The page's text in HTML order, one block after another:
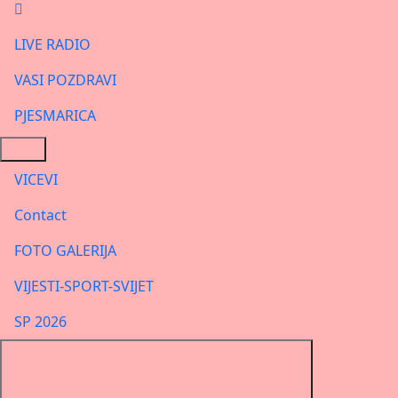
LIVE RADIO
VASI POZDRAVI
PJESMARICA
VICEVI
Contact
FOTO GALERIJA
VIJESTI-SPORT-SVIJET
SP 2026